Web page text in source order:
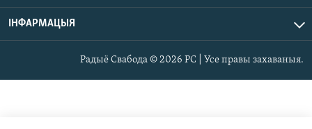
ІНФАРМАЦЫЯ
Радыё Свабода © 2026 РС | Усе правы захаваныя.